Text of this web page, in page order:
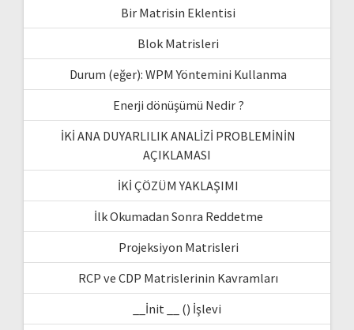
Bir Matrisin Eklentisi
Blok Matrisleri
Durum (eğer): WPM Yöntemini Kullanma
Enerji dönüşümü Nedir ?
İKİ ANA DUYARLILIK ANALİZİ PROBLEMİNİN
AÇIKLAMASI
İKİ ÇÖZÜM YAKLAŞIMI
İlk Okumadan Sonra Reddetme
Projeksiyon Matrisleri
RCP ve CDP Matrislerinin Kavramları
__İnit __ () İşlevi